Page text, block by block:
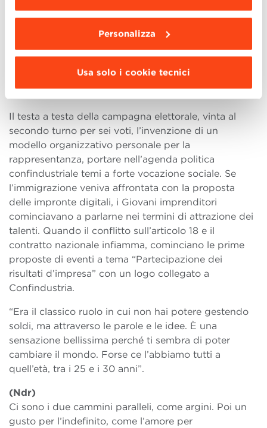
Personalizza
Usa solo i cookie tecnici
Agenda setting
“Il triennio di Presidenza Nazionale del Gruppo
Giovani Imprenditori di Confindustria è stato
parecchi ricordi. Vede in quegli anni molti dei suoi
momenti di crisi e di sfida più interessanti.
Il testa a testa della campagna elettorale, vinta al
secondo turno per sei voti, l’invenzione di un
modello organizzativo personale per la
rappresentanza, portare nell’agenda politica
confindustriale temi a forte vocazione sociale. Se
l’immigrazione veniva affrontata con la proposta
delle impronte digitali, i Giovani imprenditori
cominciavano a parlarne nei termini di attrazione dei
talenti. Quando il conflitto sull’articolo 18 e il
contratto nazionale infiamma, cominciano le prime
proposte di eventi a tema “Partecipazione dei
risultati d’impresa” con un logo collegato a
Confindustria.
“Era il classico ruolo in cui non hai potere gestendo
soldi, ma attraverso le parole e le idee. È una
sensazione bellissima perché ti sembra di poter
cambiare il mondo. Forse ce l’abbiamo tutti a
quell’età, tra i 25 e i 30 anni”.
(Ndr)
Ci sono i due cammini paralleli, come argini. Poi un
gusto per l’indefinito, come l’amore per